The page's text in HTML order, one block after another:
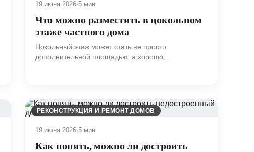
19 июня 2026·5 мин
Что можно разместить в цокольном
этаже частного дома
Цокольный этаж может стать не просто
дополнительной площадью, а хорошо
РЕКОНСТРУКЦИЯ И РЕМОНТ ДОМОВ
19 июня 2026·5 мин
Как понять, можно ли достроить